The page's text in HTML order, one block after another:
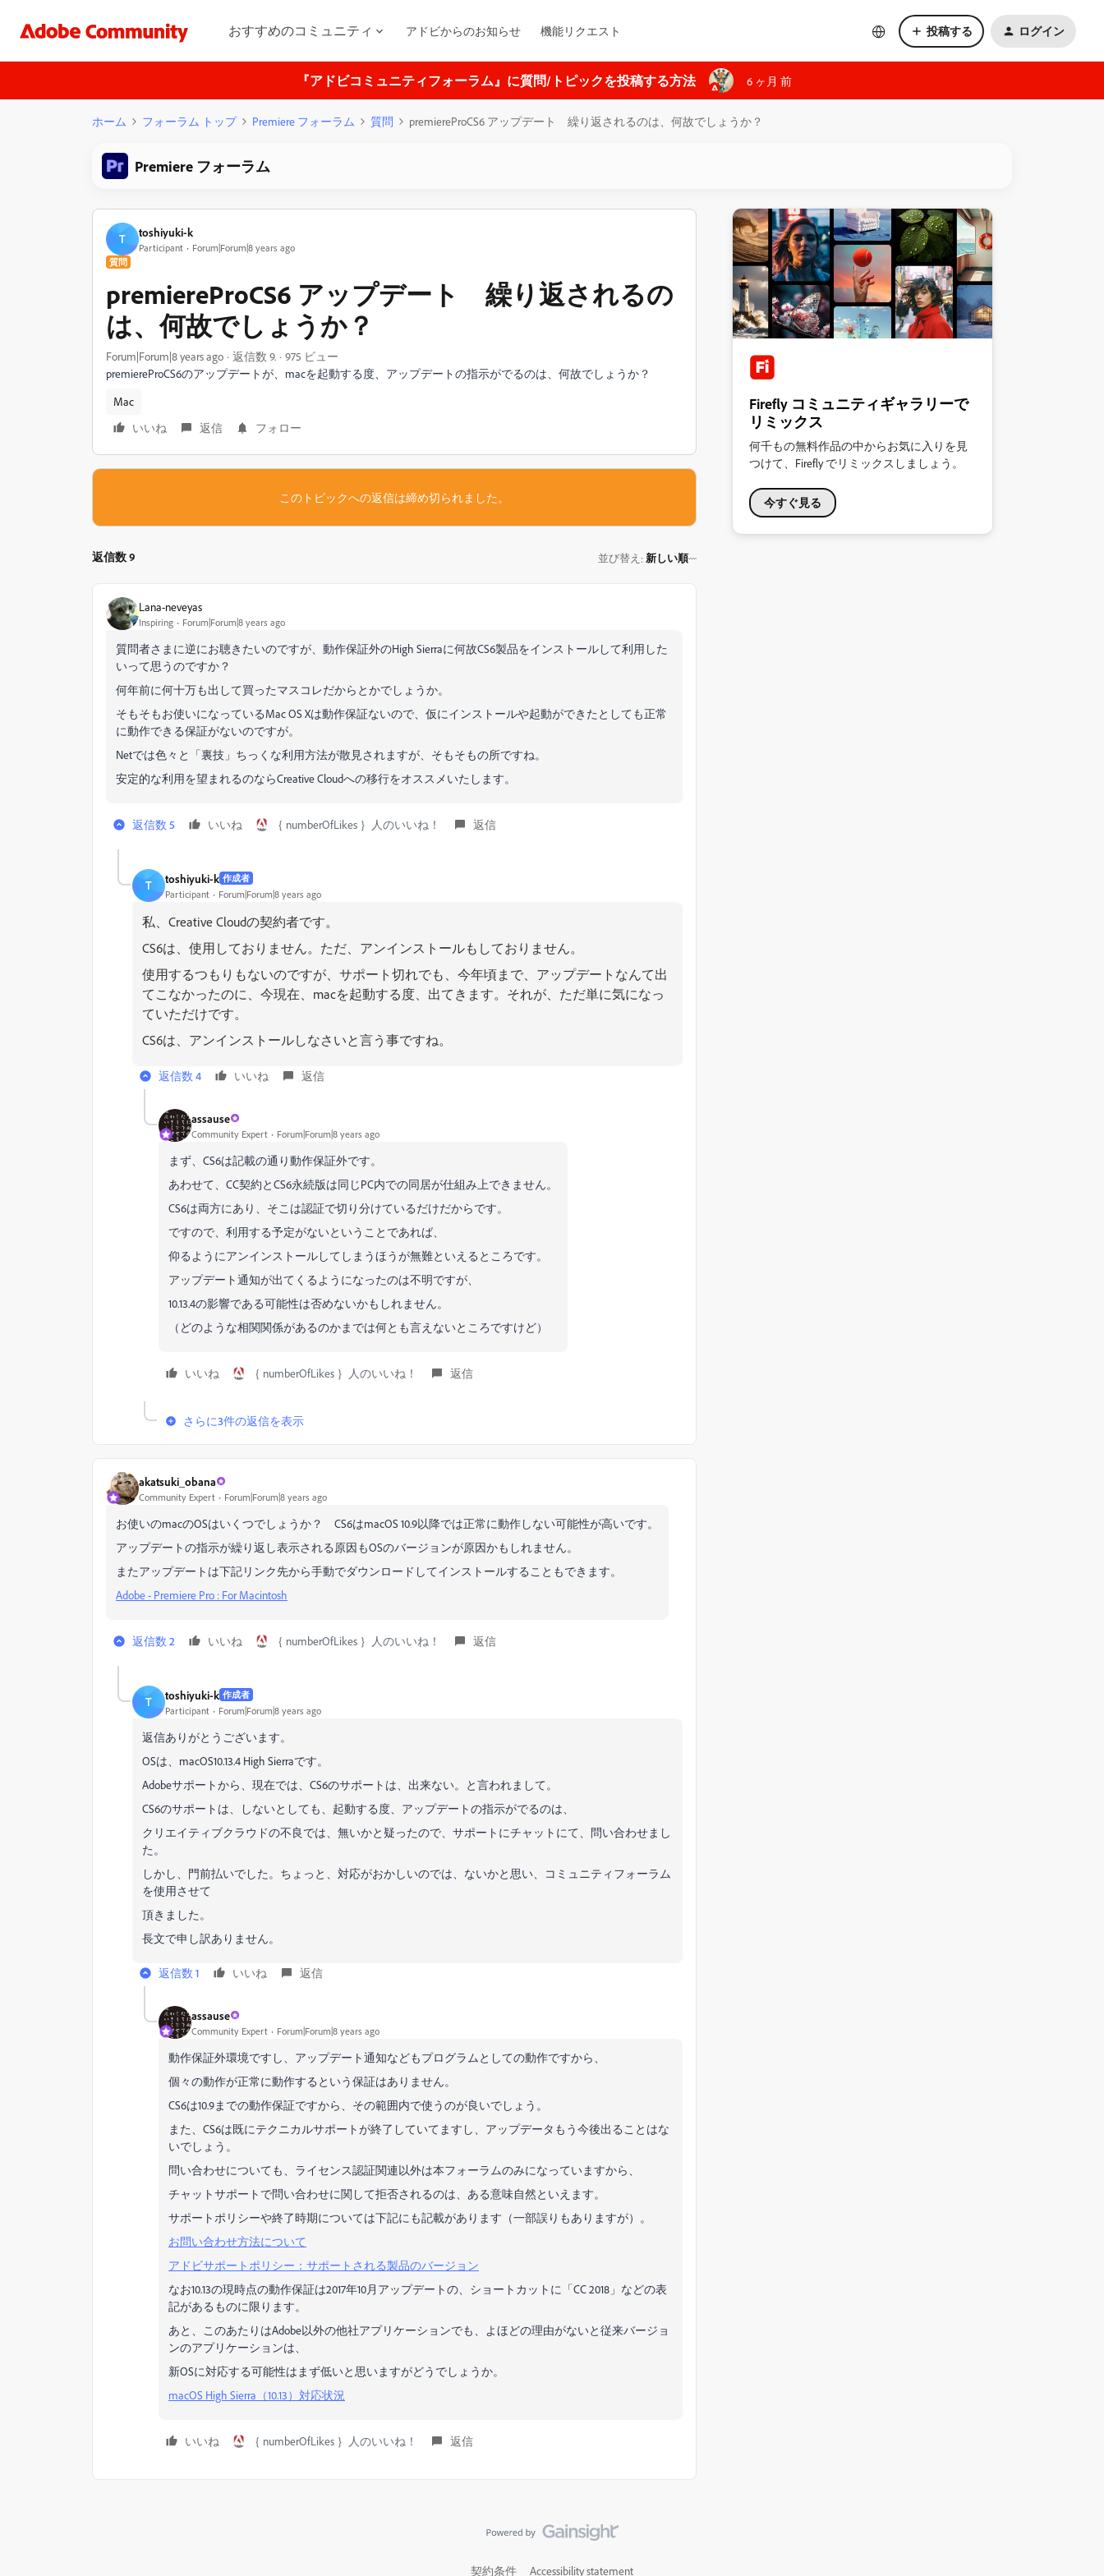
おすすめのコミュニティ アドビからのお知らせ 機能リクエスト 投稿する ログイン
『アドビコミュニティフォーラム』に質問/トピックを投稿する方法 6 ヶ月 前
ホーム フォーラム トップ Premiere フォーラム 質問 premiereProCS6 アップデート 繰り返されるのは、何故でしょうか？
Premiere フォーラム
T toshiyuki-k
Participant Forum|Forum|8 years ago
質問
premiereProCS6 アップデート 繰り返されるの
は、何故でしょうか？
Forum|Forum|8 years ago 返信数 9.
975 ビュー
premiereProCS6のアップデートが、macを起動する度、アップデートの指示がでるのは、何故でしょうか？
Mac
いいね
返信 フォロー
このトピックへの返信は締め切られました。
返信数 9 並び替え : 新しい順
Lana-neveyas
Inspiring Forum|Forum|8 years ago
質問者さまに逆にお聴きたいのですが、動作保証外のHigh Sierraに何故CS6製品をインストールして利用した
いって思うのですか？
何年前に何十万も出して買ったマスコレだからとかでしょうか。
そもそもお使いになっているMac OS Xは動作保証ないので、仮にインストールや起動ができたとしても正常
に動作できる保証がないのですが。
Netでは色々と「裏技」ちっくな利用方法が散見されますが、そもそもの所ですね。
安定的な利用を望まれるのならCreative Cloudへの移行をオススメいたします。
返信数 5 いいね ｛ numberOfLikes ｝人のいいね！ 返信
T toshiyuki-k 作成者
Participant Forum|Forum|8 years ago
私、Creative Cloudの契約者です。
CS6は、使用しておりません。ただ、アンインストールもしておりません。
使用するつもりもないのですが、サポート切れでも、今年頃まで、アップデートなんて出
てこなかったのに、今現在、macを起動する度、出てきます。それが、ただ単に気になっ
ていただけです。
CS6は、アンインストールしなさいと言う事ですね。
返信数 4 いいね 返信
assause
Community Expert Forum|Forum|8 years ago
まず、CS6は記載の通り動作保証外です。
あわせて、CC契約とCS6永続版は同じPC内での同居が仕組み上できません。
CS6は両方にあり、そこは認証で切り分けているだけだからです。
ですので、利用する予定がないということであれば、
仰るようにアンインストールしてしまうほうが無難といえるところです。
アップデート通知が出てくるようになったのは不明ですが、
10.13.4の影響である可能性は否めないかもしれません。
（どのような相関関係があるのかまでは何とも言えないところですけど）
いいね ｛ numberOfLikes ｝人のいいね！ 返信
さらに3件の返信を表示
akatsuki_obana
Community Expert Forum|Forum|8 years ago
お使いのmacのOSはいくつでしょうか？ CS6はmacOS 10.9以降では正常に動作しない可能性が高いです。
アップデートの指示が繰り返し表示される原因もOSのバージョンが原因かもしれません。
またアップデートは下記リンク先から手動でダウンロードしてインストールすることもできます。
Adobe - Premiere Pro : For Macintosh
返信数 2 いいね ｛ numberOfLikes ｝人のいいね！ 返信
T toshiyuki-k 作成者
Participant Forum|Forum|8 years ago
返信ありがとうございます。
OSは、macOS10.13.4 High Sierraです。
Adobeサポートから、現在では、CS6のサポートは、出来ない。と言われまして。
CS6のサポートは、しないとしても、起動する度、アップデートの指示がでるのは、
クリエイティブクラウドの不良では、無いかと疑ったので、サポートにチャットにて、問い合わせまし
た。
しかし、門前払いでした。ちょっと、対応がおかしいのでは、ないかと思い、コミュニティフォーラム
を使用させて
頂きました。
長文で申し訳ありません。
返信数 1 いいね 返信
assause
Community Expert Forum|Forum|8 years ago
動作保証外環境ですし、アップデート通知などもプログラムとしての動作ですから、
個々の動作が正常に動作するという保証はありません。
CS6は10.9までの動作保証ですから、その範囲内で使うのが良いでしょう。
また、CS6は既にテクニカルサポートが終了していてますし、アップデータもう今後出ることはな
いでしょう。
問い合わせについても、ライセンス認証関連以外は本フォーラムのみになっていますから、
チャットサポートで問い合わせに関して拒否されるのは、ある意味自然といえます。
サポートポリシーや終了時期については下記にも記載があります（一部誤りもありますが）。
お問い合わせ方法について
アドビサポートポリシー：サポートされる製品のバージョン
なお10.13の現時点の動作保証は2017年10月アップデートの、ショートカットに「CC 2018」などの表
記があるものに限ります。
あと、このあたりはAdobe以外の他社アプリケーションでも、よほどの理由がないと従来バージョ
ンのアプリケーションは、
新OSに対応する可能性はまず低いと思いますがどうでしょうか。
macOS High Sierra（10.13）対応状況
いいね ｛ numberOfLikes ｝人のいいね！ 返信
Firefly コミュニティギャラリーで
リミックス
何千もの無料作品の中からお気に入りを見
つけて、Firefly でリミックスしましょう。
今すぐ見る
契約条件 Accessibility statement